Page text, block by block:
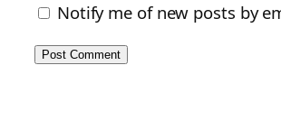
Notify me of new posts by